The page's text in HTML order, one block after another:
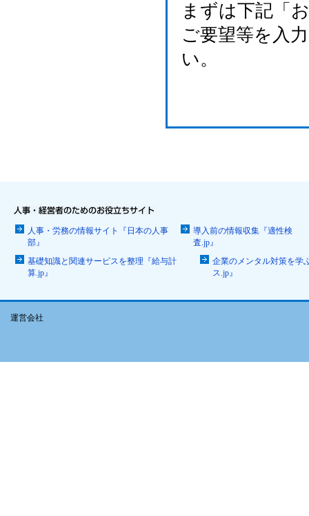
まずは下記「
ご要望等を入
い。
人事・労務の情報サイト『日本の人事
部』
導入前の情報収集『適性検
査.jp』
基礎知識と関連サービスを整理『給与計
算.jp』
企業のメンタル対策を学
ス.jp』
運営会社